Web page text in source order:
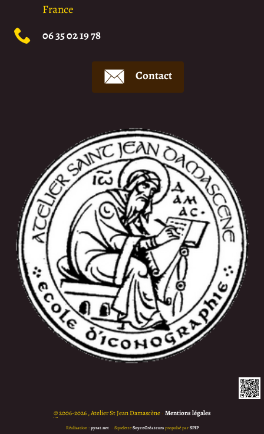
France
06 35 02 19 78
Contact
©2006-2026 , Atelier St Jean Damascène • Mentions légales
Réalisation :pyrat.net • SqueletteSoyezCréateurspropulsé parSPIP